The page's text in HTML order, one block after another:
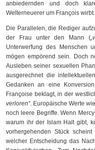
anbiedernden und doch
Welterneuerer um François wirbt.
Die Parallelen, die Rediger
der Frau unter den Mann (
Unterwerfung des Menschen
mögen empörend sein. Doch
Ausleben seiner sexuellen
ausgerechnet die
Gedanken an eine
Françoise beklagt, in der
verloren“. Europäische Werte
noch leere Begriffe. Wenn
warum ihr der Islam Halt gibt,
vorhergehenden Stück
welcher Entscheidung das